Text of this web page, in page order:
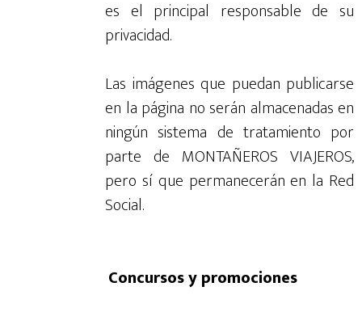
es el principal responsable de su
privacidad.
Las imágenes que puedan publicarse
en la página no serán almacenadas en
ningún sistema de tratamiento por
parte de MONTAÑEROS VIAJEROS,
pero sí que permanecerán en la Red
Social.
Concursos y promociones